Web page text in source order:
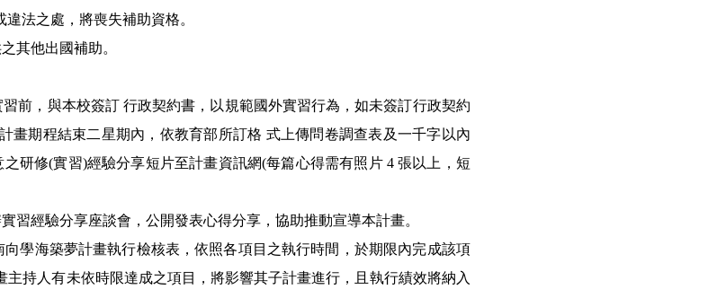
法之處，將喪失補助資格。
其他出國補助。
前，與本校簽訂 行政契約書，以規範國外實習行為，如未簽訂行政契約
畫期程結束二星期內，依教育部所訂格 式上傳問卷調查表及一千字以內
研修(實習)經驗分享短片至計畫資訊網(每篇心得需有照片 4 張以上，短
習經驗分享座談會，公開發表心得分享，協助推動宣導本計畫。
學海築夢計畫執行檢核表，依照各項目之執行時間，於期限內完成該項
持人有未依時限達成之項目，將影響其子計畫進行，且執行績效將納入